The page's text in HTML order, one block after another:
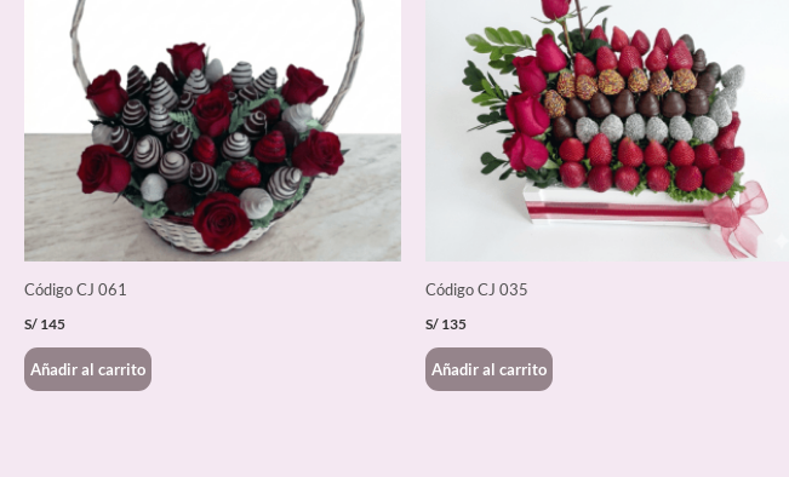
Código CJ 061
S/ 145
Añadir al carrito
Código CJ 035
S/ 135
Añadir al carrito